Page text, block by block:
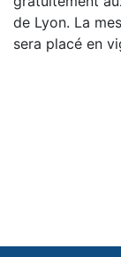
de Lyon. La
sera placé en